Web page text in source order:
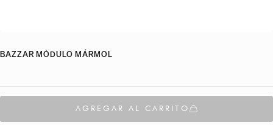
BAZZAR MÓDULO MÁRMOL
AGREGAR AL CARRITO